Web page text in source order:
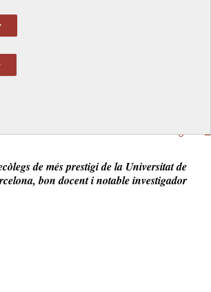
Tornar a la Biografia
de més prestigi de la Universitat de
bon docent i notable investigador